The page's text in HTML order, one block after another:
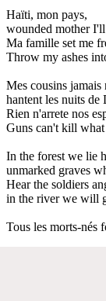
Haïti, mon pays,
wounded mother I'll
Ma famille set me
Throw my ashes
Mes cousins jamais
hantent les nuits de
Rien n'arrete nos
Guns can't kill what
In the forest we lie
unmarked graves
Hear the soldiers
in the river we will
Tous les morts-nés